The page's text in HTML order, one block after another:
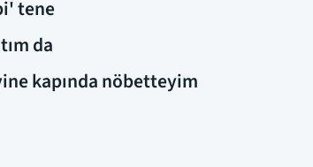
tene
da
kapında nöbetteyim